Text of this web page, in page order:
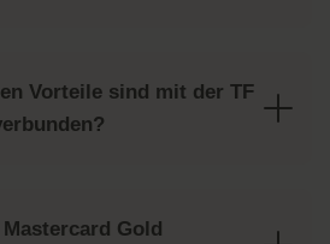
Vorteile sind mit der TF
Gold